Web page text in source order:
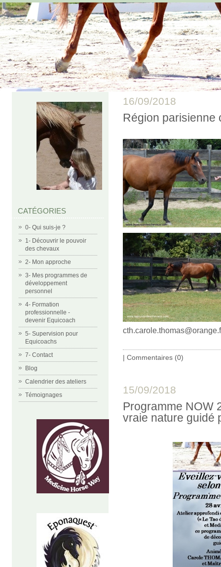
CATÉGORIES
0- Qui suis-je ?
1- Découvrir le pouvoir
des chevaux
2- Mon approche
3- Mes programmes de
développement
personnel
4- Formation
professionnelle -
devenir Equicoach
5- Supervision pour
Equicoachs
7- Contact
Blog
Calendrier des ateliers
Témoignages
16/09/2018
Région parisienne
| Commentaires (0)
15/09/2018
Programme NOW
vraie nature guidé